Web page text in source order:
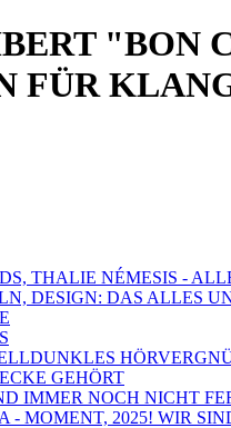
"BON
FÜR
THALIE NÉMESIS -
DESIGN: DAS ALLES
GEHÖRT
IMMER NOCH NICHT
MOMENT, 2025! WIR